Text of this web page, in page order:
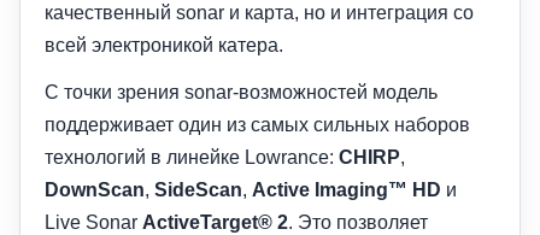
качественный sonar и карта, но и интеграция со
всей электроникой катера.
С точки зрения sonar-возможностей модель
поддерживает один из самых сильных наборов
технологий в линейке Lowrance: CHIRP,
DownScan, SideScan, Active Imaging™ HD и
Live Sonar ActiveTarget® 2. Это позволяет